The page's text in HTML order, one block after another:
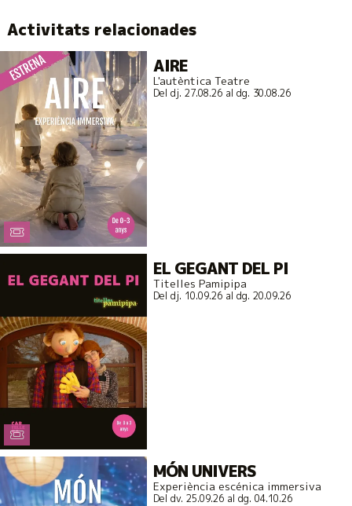
Activitats relacionades
AIRE
L'autèntica Teatre
Del dj. 27.08.26al dg. 30.08.26
EL GEGANT DEL PI
Titelles Pamipipa
Del dj. 10.09.26al dg. 20.09.26
MÓN UNIVERS
Experiència escénica immersiva
Del dv. 25.09.26al dg. 04.10.26